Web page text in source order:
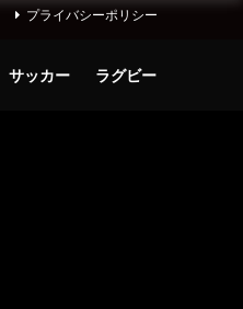
プライバシーポリシー
サッカー ラグビー